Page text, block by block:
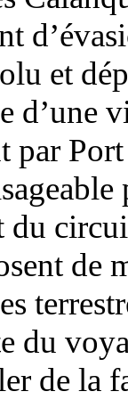
et
d’une
par
du
de
du
de la